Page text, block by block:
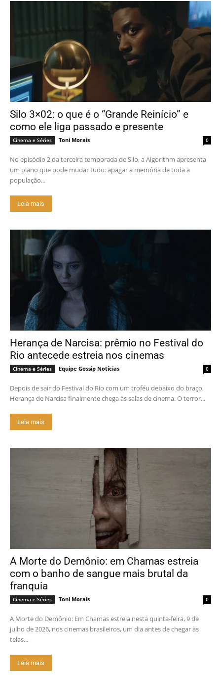
Silo 3×02: o que é o “Grande Reinício” e
como ele liga passado e presente
Cinema e Séries Toni Morais 0
No episódio 2 da terceira temporada de Silo, a Algorithm apresenta
um plano que pode mudar tudo: apagar a memória de toda a
população...
Leia mais
Herança de Narcisa: prêmio no Festival do
Rio antecede estreia nos cinemas
Cinema e Séries Equipe Gossip Notícias 0
Depois de sair do Festival do Rio com um troféu debaixo do braço,
Herança de Narcisa finalmente chega às salas de cinema. O terror...
Leia mais
A Morte do Demônio: em Chamas estreia
com o banho de sangue mais brutal da
franquia
Cinema e Séries Toni Morais 0
A Morte do Demônio: Em Chamas estreia nesta quinta-feira, 9 de
julho de 2026, nos cinemas brasileiros, um dia antes de chegar às
telas...
Leia mais